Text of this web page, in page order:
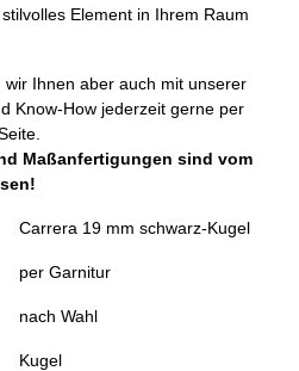
Element in Ihrem Raum
Ihnen aber auch mit unserer
Know-How jederzeit gerne per
Maßanfertigungen sind vom
Carrera 19 mm schwarz-Kugel
per Garnitur
nach Wahl
Kugel